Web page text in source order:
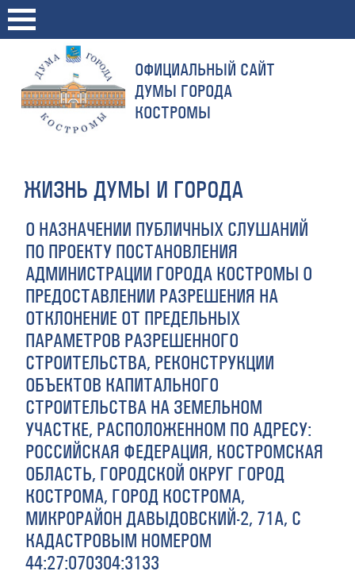
ОФИЦИАЛЬНЫЙ САЙТ
ДУМЫ ГОРОДА
КОСТРОМЫ
ЖИЗНЬ ДУМЫ И ГОРОДА
О НАЗНАЧЕНИИ ПУБЛИЧНЫХ СЛУШАНИЙ
ПО ПРОЕКТУ ПОСТАНОВЛЕНИЯ
АДМИНИСТРАЦИИ ГОРОДА КОСТРОМЫ О
ПРЕДОСТАВЛЕНИИ РАЗРЕШЕНИЯ НА
ОТКЛОНЕНИЕ ОТ ПРЕДЕЛЬНЫХ
ПАРАМЕТРОВ РАЗРЕШЕННОГО
СТРОИТЕЛЬСТВА, РЕКОНСТРУКЦИИ
ОБЪЕКТОВ КАПИТАЛЬНОГО
СТРОИТЕЛЬСТВА НА ЗЕМЕЛЬНОМ
УЧАСТКЕ, РАСПОЛОЖЕННОМ ПО АДРЕСУ:
РОССИЙСКАЯ ФЕДЕРАЦИЯ, КОСТРОМСКАЯ
ОБЛАСТЬ, ГОРОДСКОЙ ОКРУГ ГОРОД
КОСТРОМА, ГОРОД КОСТРОМА,
МИКРОРАЙОН ДАВЫДОВСКИЙ-2, 71А, С
КАДАСТРОВЫМ НОМЕРОМ
44:27:070304:3133